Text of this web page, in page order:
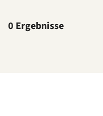
0 Ergebnisse